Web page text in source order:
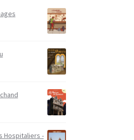
Hospitaliers -